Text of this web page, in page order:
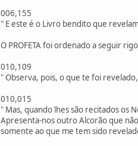
006,155
" E este é o Livro bendito que
O PROFETA foi ordenado a seguir
010,109
" Observa, pois, o que te foi
010,015
" Mas, quando lhes são recitados os
Apresenta-nos outro Alcorão que
somente ao que me tem sido